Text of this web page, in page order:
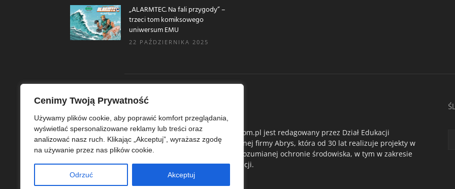
Cenimy Twoją Prywatność
Używamy plików cookie, aby poprawić komfort przeglądania,
wyświetlać spersonalizowane reklamy lub treści oraz
analizować nasz ruch. Klikając „Akceptuj”, wyrażasz zgodę
na używanie przez nas plików cookie.
Odrzuć Akceptuj
„ALARMTEC. Na fali przygody” –
trzeci tom komiksowego
uniwersum EMU
22 PAŹDZIERNIKA 2025
Ekoedu.com.pl jest redagowany przez Dział Edukacji
Ekologicznej firmy Abrys, która od 30 lat realizuje projekty w
szeroko rozumianej ochronie środowiska, w tym w zakresie
ekoedukacji.